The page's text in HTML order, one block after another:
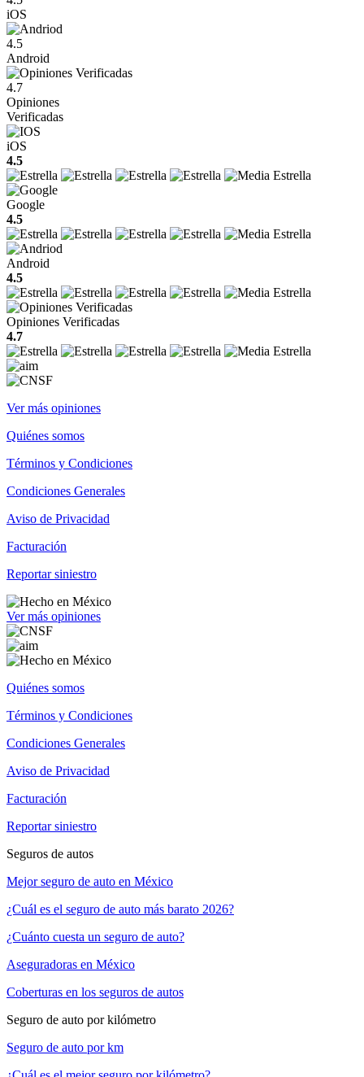
iOS
4.5
Android
4.7
Opiniones
Verificadas
iOS
4.5
Google
4.5
Android
4.5
Opiniones Verificadas
4.7
Ver más opiniones
Quiénes somos
Términos y Condiciones
Condiciones Generales
Aviso de Privacidad
Facturación
Reportar siniestro
Ver más opiniones
Quiénes somos
Términos y Condiciones
Condiciones Generales
Aviso de Privacidad
Facturación
Reportar siniestro
Seguros de autos
Mejor seguro de auto en México
¿Cuál es el seguro de auto más barato 2026?
¿Cuánto cuesta un seguro de auto?
Aseguradoras en México
Coberturas en los seguros de autos
Seguro de auto por kilómetro
Seguro de auto por km